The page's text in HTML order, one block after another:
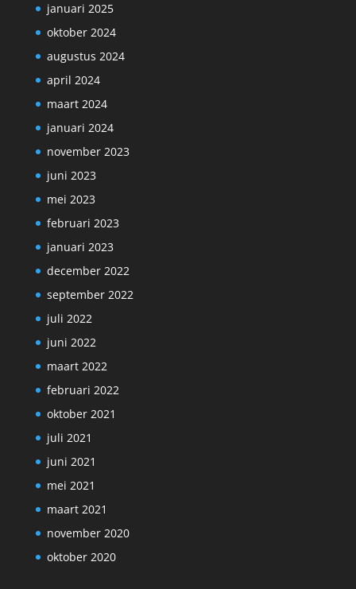
januari 2025
oktober 2024
augustus 2024
april 2024
maart 2024
januari 2024
november 2023
juni 2023
mei 2023
februari 2023
januari 2023
december 2022
september 2022
juli 2022
juni 2022
maart 2022
februari 2022
oktober 2021
juli 2021
juni 2021
mei 2021
maart 2021
november 2020
oktober 2020